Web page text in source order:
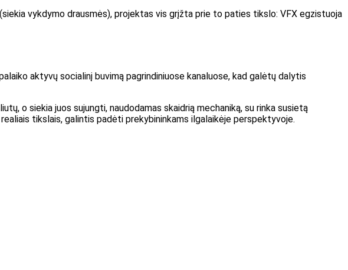
vykdymo drausmės), projektas vis grįžta prie to paties tikslo: VFX egzistuoja
aktyvų socialinį buvimą pagrindiniuose kanaluose, kad galėtų dalytis
o siekia juos sujungti, naudodamas skaidrią mechaniką, su rinka susietą
tikslais, galintis padėti prekybininkams ilgalaikėje perspektyvoje.